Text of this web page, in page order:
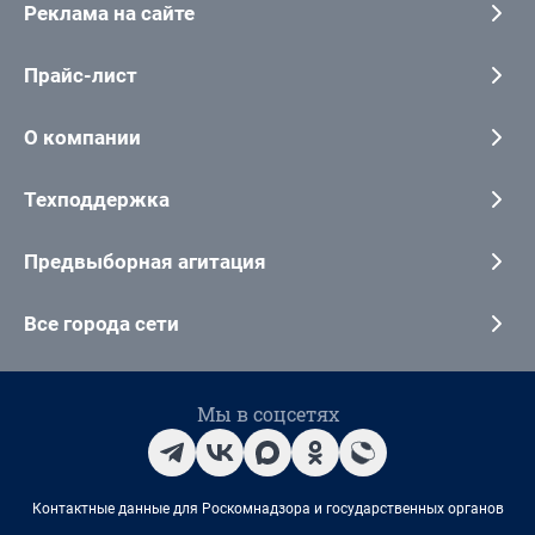
Реклама на сайте
Прайс-лист
О компании
Техподдержка
Предвыборная агитация
Все города сети
Мы в соцсетях
Контактные данные для Роскомнадзора и государственных органов